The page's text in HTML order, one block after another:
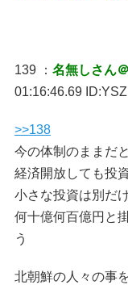
139 ： 名無しさん
01:16:46.69
>>138
今の体制のままだ
経済開放しても投
小さな投資は別だ
何十億何百億円と
う
北朝鮮の人々の事